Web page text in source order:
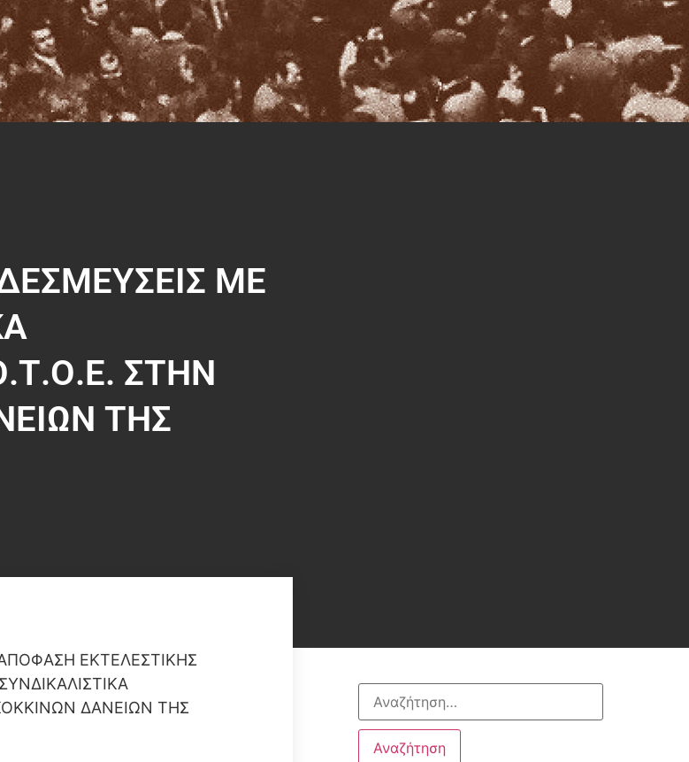
ΜΕ
ΣΤΗΝ
ΤΗΣ
ΕΚΤΕΛΕΣΤΙΚΗΣ
ΔΑΝΕΙΩΝ ΤΗΣ